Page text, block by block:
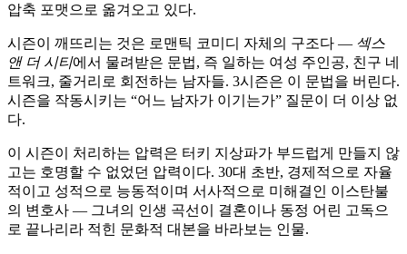
압축 포맷으로 옮겨오고 있다.
시즌이 깨뜨리는 것은 로맨틱 코미디 자체의 구조다 — 섹스
앤 더 시티에서 물려받은 문법, 즉 일하는 여성 주인공, 친구 네
트워크, 줄거리로 회전하는 남자들. 3시즌은 이 문법을 버린다.
시즌을 작동시키는 “어느 남자가 이기는가” 질문이 더 이상 없
다.
이 시즌이 처리하는 압력은 터키 지상파가 부드럽게 만들지 않
고는 호명할 수 없었던 압력이다. 30대 초반, 경제적으로 자율
적이고 성적으로 능동적이며 서사적으로 미해결인 이스탄불
의 변호사 — 그녀의 인생 곡선이 결혼이나 동정 어린 고독으
로 끝나리라 적힌 문화적 대본을 바라보는 인물.